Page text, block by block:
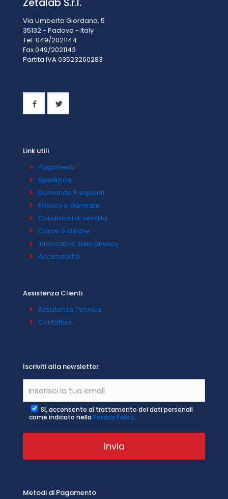
Zetalab S.r.l.
Via Umberto Giordano, 5
35132 - Padova - Italy
Tel. 049/2021144
Fax 049/2021143
Partita IVA 03523260283
Link utili
Pagamenti
Spedizioni
Domande Frequenti
Privacy e Garanzie
Condizioni di vendita
Come ordinare
Informativa sulla privacy
Accessibilità
Assistenza Clienti
Assistenza Tecnica
Contattaci
Iscriviti alla newsletter
Sì, acconsento al trattamento dei dati personali
come indicato nella Privacy Policy.
Metodi di Pagamento